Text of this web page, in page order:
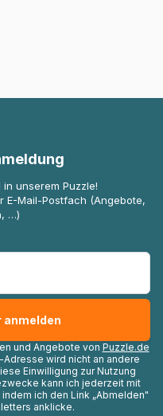
unserem Puzzle!
E-Mail-Postfach (Angebote,
…)
und Angebote von Puzzle.de
wird nicht an andere
Einwilligung zur Nutzung
kann ich jederzeit mit
ich den Link „Abmelden"
anklicke.